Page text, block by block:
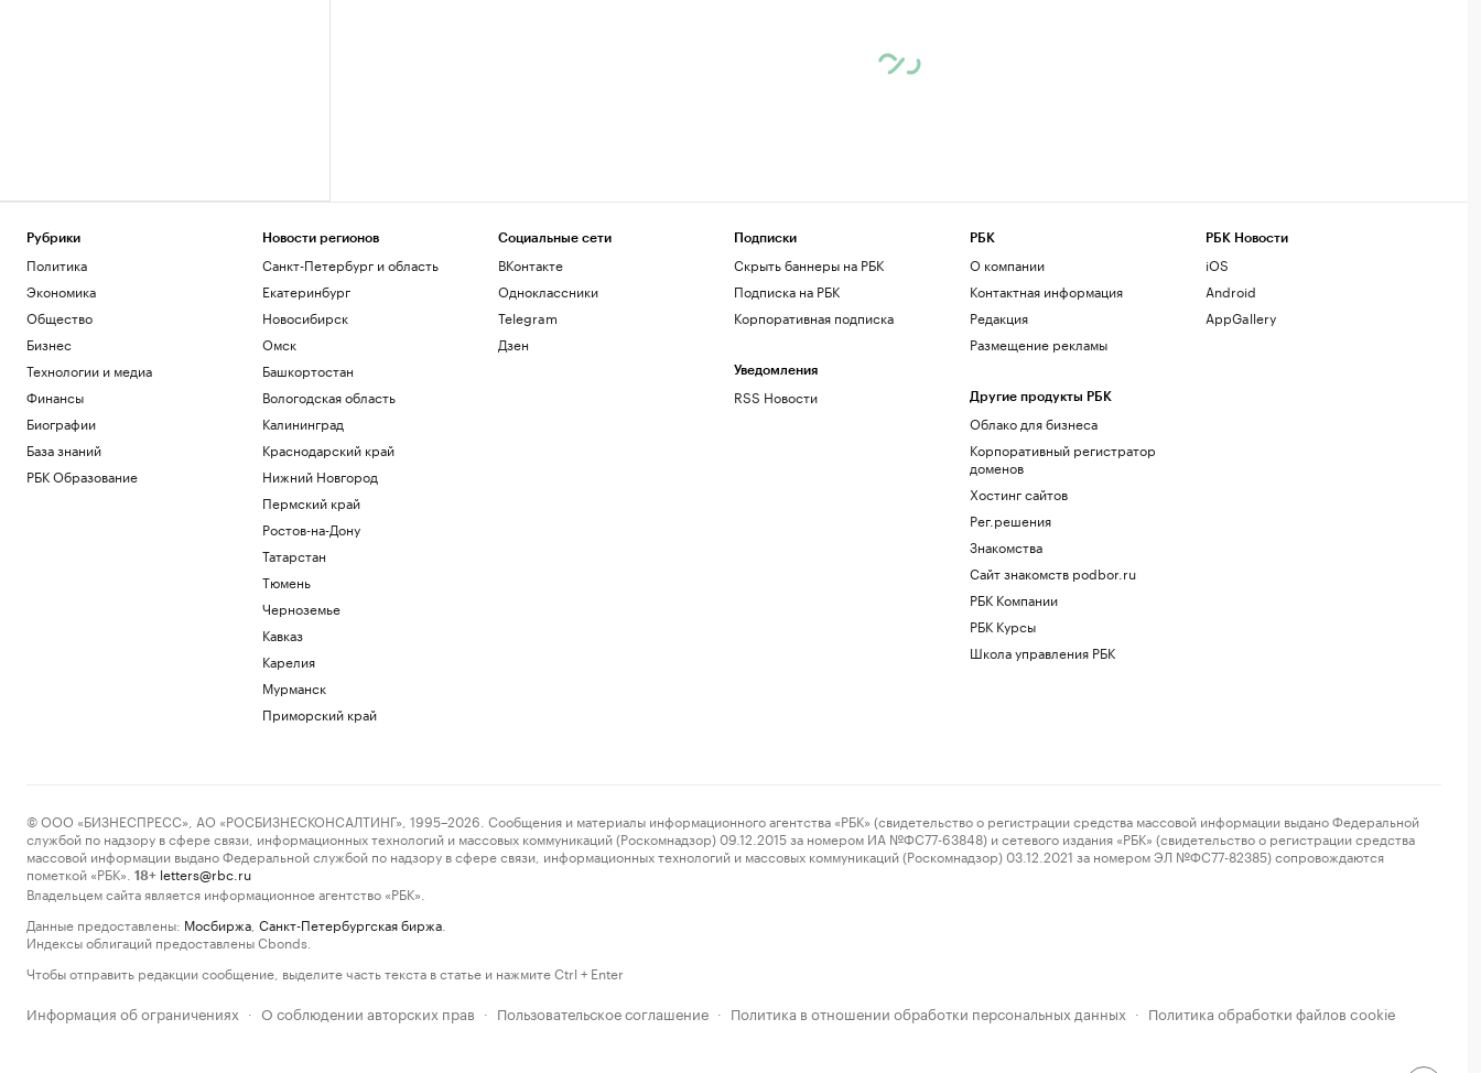
Рубрики
Политика
Экономика
Общество
Бизнес
Технологии и медиа
Финансы
Биографии
База знаний
РБК Образование
Новости регионов
Санкт-Петербург и область
Екатеринбург
Новосибирск
Омск
Башкортостан
Вологодская область
Калининград
Краснодарский край
Нижний Новгород
Пермский край
Ростов-на-Дону
Татарстан
Тюмень
Черноземье
Кавказ
Карелия
Мурманск
Приморский край
Социальные сети
ВКонтакте
Одноклассники
Telegram
Дзен
Подписки
Скрыть баннеры на РБК
Подписка на РБК
Корпоративная подписка
Уведомления
RSS Новости
РБК
О компании
Контактная информация
Редакция
Размещение рекламы
Другие продукты РБК
Облако для бизнеса
Корпоративный регистратор
доменов
Хостинг сайтов
Рег.решения
Знакомства
Сайт знакомств podbor.ru
РБК Компании
РБК Курсы
Школа управления РБК
РБК Новости
iOS
Android
AppGallery
© ООО «БИЗНЕСПРЕСС», АО «РОСБИЗНЕСКОНСАЛТИНГ», 1995–2026. Сообщения и материалы информационного агентства «РБК» (свидетельство о регистрации средства массовой информации выдано Федеральной
службой по надзору в сфере связи, информационных технологий и массовых коммуникаций (Роскомнадзор) 09.12.2015 за номером ИА №ФС77-63848) и сетевого издания «РБК» (свидетельство о регистрации средства
массовой информации выдано Федеральной службой по надзору в сфере связи, информационных технологий и массовых коммуникаций (Роскомнадзор) 03.12.2021 за номером ЭЛ №ФС77-82385) сопровождаются
пометкой «РБК».
18+ letters@rbc.ru
Владельцем сайта является информационное агентство «РБК».
Данные предоставлены: Мосбиржа Санкт-Петербургская биржа
Индексы облигаций предоставлены Cbonds.
Чтобы отправить редакции сообщение, выделите часть текста в статье и нажмите Ctrl + Enter
Информация об ограничениях · О соблюдении авторских прав · Пользовательское соглашение · Политика в отношении обработки персональных данных · Политика обработки файлов cookie